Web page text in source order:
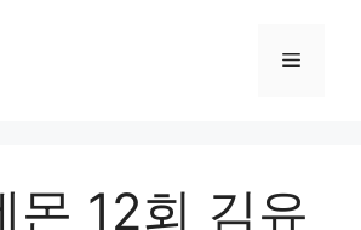
Menu
몬 12회 김유